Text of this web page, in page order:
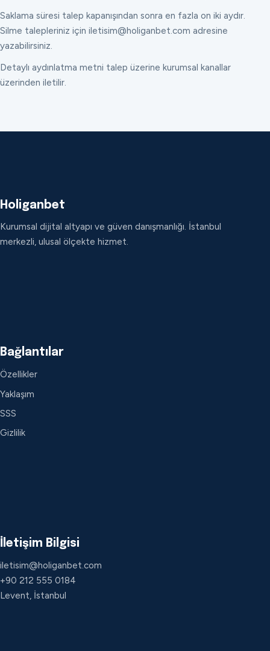
Saklama süresi talep kapanışından sonra en fazla on iki aydır.
Silme talepleriniz için iletisim@holiganbet.com adresine
yazabilirsiniz.
Detaylı aydınlatma metni talep üzerine kurumsal kanallar
üzerinden iletilir.
Holiganbet
Kurumsal dijital altyapı ve güven danışmanlığı. İstanbul
merkezli, ulusal ölçekte hizmet.
Bağlantılar
Özellikler
Yaklaşım
SSS
Gizlilik
İletişim Bilgisi
iletisim@holiganbet.com
+90 212 555 0184
Levent, İstanbul